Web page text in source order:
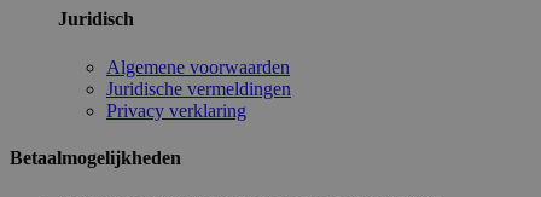
Juridisch
Algemene voorwaarden
Juridische vermeldingen
Privacy verklaring
Betaalmogelijkheden